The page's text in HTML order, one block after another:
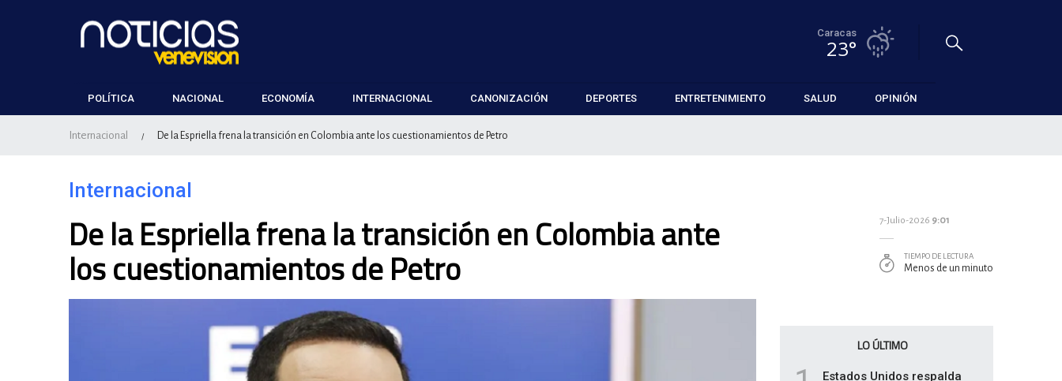
Caracas
23°
POLÍTICA NACIONAL ECONOMÍA INTERNACIONAL CANONIZACIÓN DEPORTES ENTRETENIMIENTO SALUD OPINIÓN
Internacional / De la Espriella frena la transición en Colombia ante los cuestionamientos de Petro
Internacional
De la Espriella frena la transición en Colombia ante
los cuestionamientos de Petro
7-Julio-2026 9:01
TIEMPO DE LECTURA
Menos de un minuto
LO ÚLTIMO
Estados Unidos respalda